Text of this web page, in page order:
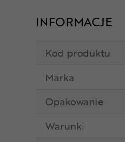
INFORMACJE
Kod produktu
Marka
Opakowanie
Warunki